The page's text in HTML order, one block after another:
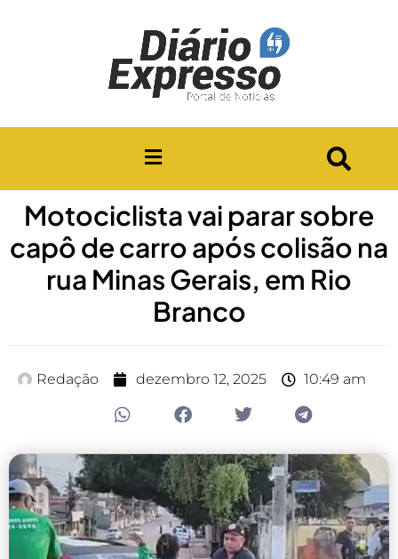
Motociclista vai parar sobre
capô de carro após colisão na
rua Minas Gerais, em Rio
Branco
Redação dezembro 12, 2025 10:49 am